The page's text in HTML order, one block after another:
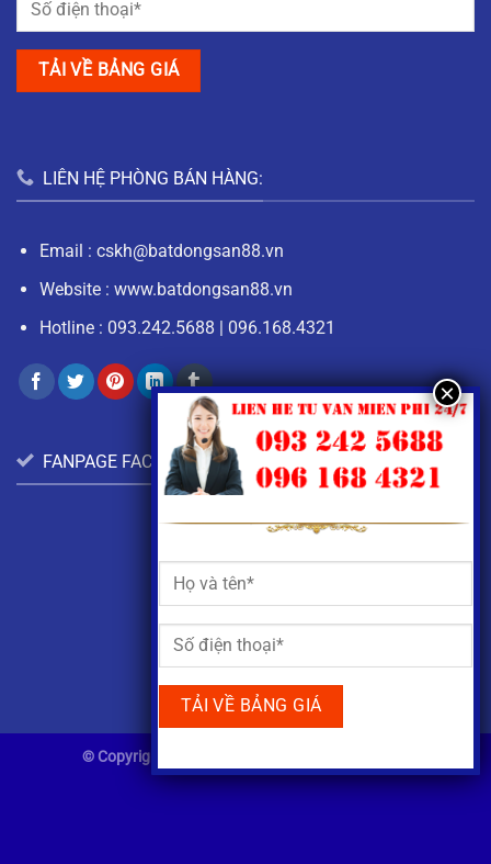
LIÊN HỆ PHÒNG BÁN HÀNG:
Email : cskh@batdongsan88.vn
Website : www.batdongsan88.vn
Hotline : 093.242.5688 | 096.168.4321
FANPAGE FACEBOOK:
© Copyright 2022 |